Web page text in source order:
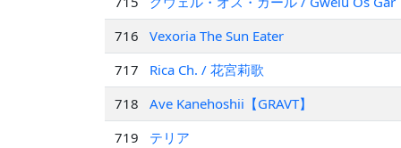
716
Vexoria The Sun Eater
717
Rica Ch. / 花宮莉歌
718
Ave Kanehoshii【GRAVT】
719
テリア